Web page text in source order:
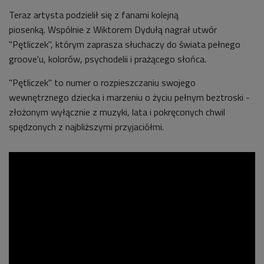
Teraz artysta podzielił się z fanami kolejną
piosenką. Wspólnie z Wiktorem Dydułą nagrał utwór
"Pętliczek", którym zaprasza słuchaczy do świata pełnego
groove'u, kolorów, psychodelii i prażącego słońca.
"Pętliczek" to numer o rozpieszczaniu swojego
wewnętrznego dziecka i marzeniu o życiu pełnym beztroski -
złożonym wyłącznie z muzyki, lata i pokręconych chwil
spędzonych z najbliższymi przyjaciółmi.